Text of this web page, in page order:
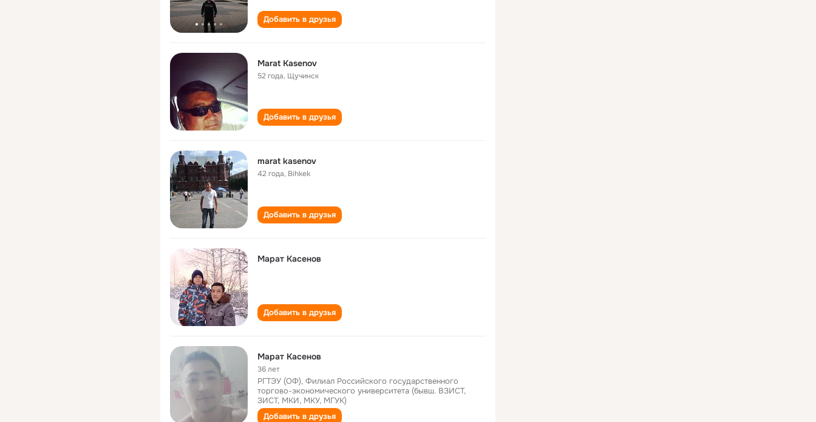
Добавить в друзья
Marat Kasenov
52 года, Щучинск
Добавить в друзья
marat kasenov
42 года, Bihkek
Добавить в друзья
Марат Касенов
Добавить в друзья
Марат Касенов
36 лет
РГТЭУ (ОФ), Филиал Российского государственного
торгово-экономического университета (бывш. ВЗИСТ,
ЗИСТ, МКИ, МКУ, МГУК)
Добавить в друзья